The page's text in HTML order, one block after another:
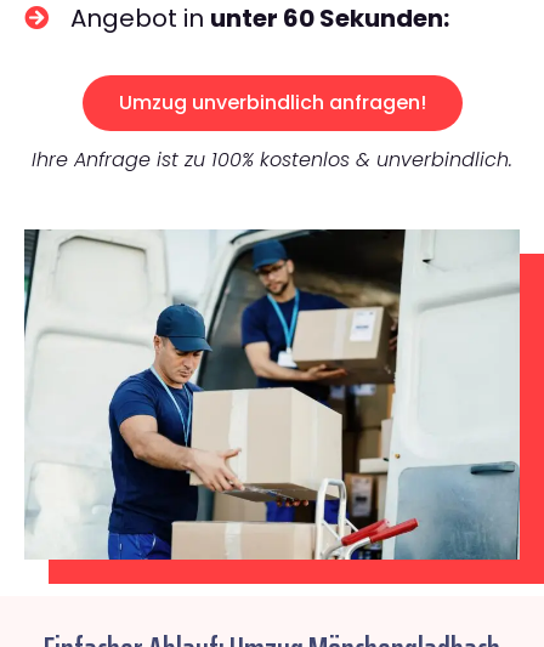
Angebot in unter 60 Sekunden:
Umzug unverbindlich anfragen!
Ihre Anfrage ist zu 100% kostenlos & unverbindlich.